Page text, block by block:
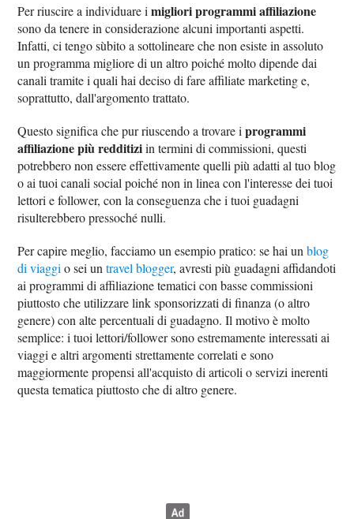
Per riuscire a individuare imigliori programmi affiliazione
sono da tenere in considerazione alcuni importanti aspetti.
Infatti, ci tengo sùbito a sottolineare che non esiste in assoluto
un programma migliore di un altro poiché molto dipende dai
canali tramite i quali hai deciso di fare affiliate marketing e,
soprattutto, dall'argomento trattato.
Questo significa che pur riuscendo a trovare iprogrammi
affiliazione più redditiziin termini di commissioni, questi
potrebbero non essere effettivamente quelli più adatti al tuo blog
o ai tuoi canali social poiché non in linea con l'interesse dei tuoi
lettori e follower, con la conseguenza che i tuoi guadagni
risulterebbero pressoché nulli.
Per capire meglio, facciamo un esempio pratico: se hai unblog
di viaggi o sei untravel blogger, avresti più guadagni affidandoti
ai programmi di affiliazione tematici con basse commissioni
piuttosto che utilizzare link sponsorizzati di finanza (o altro
genere) con alte percentuali di guadagno. Il motivo è molto
semplice: i tuoi lettori/follower sono estremamente interessati ai
viaggi e altri argomenti strettamente correlati e sono
maggiormente propensi all'acquisto di articoli o servizi inerenti
questa tematica piuttosto che di altro genere.